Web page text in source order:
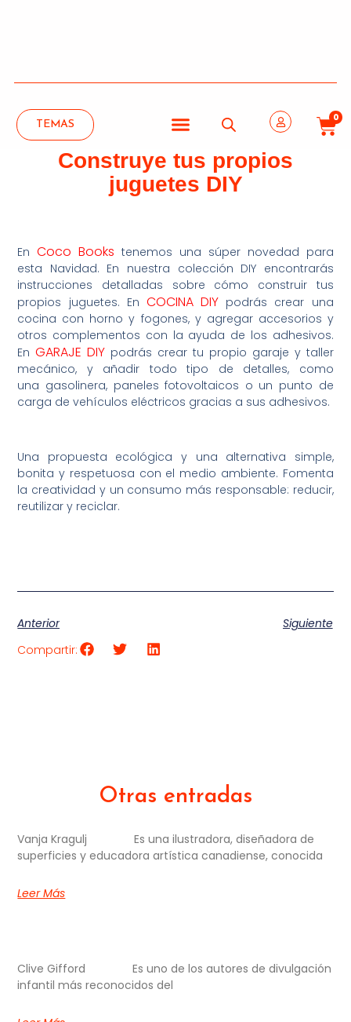
TEMAS
0
Construye tus propios
juguetes DIY
EnCoco Books tenemos una súper novedad para
esta Navidad. En nuestra colección DIY encontrarás
instrucciones detalladas sobre cómo construir tus
propios juguetes. En COCINA DIY podrás crear una
cocina con horno y fogones, y agregar accesorios y
otros complementos con la ayuda de los adhesivos.
EnGARAJE DIY podrás crear tu propio garaje y taller
mecánico, y añadir todo tipo de detalles, como
una gasolinera, paneles fotovoltaicos o un punto de
carga de vehículos eléctricos gracias a sus adhesivos.
Una propuesta ecológica y una alternativa simple,
bonita y respetuosa con el medio ambiente. Fomenta
la creatividad y un consumo más responsable: reducir,
reutilizar y reciclar.
Anterior
Siguiente
Compartir:
Otras entradas
Vanja Kragulj Es una ilustradora, diseñadora de
superficies y educadora artística canadiense, conocida
Leer Más
Clive Gifford Es uno de los autores de divulgación
infantil más reconocidos del